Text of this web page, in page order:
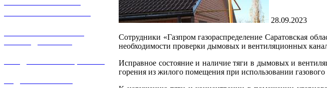
28.09.2023
Сотрудники «Газпром газораспределение Саратовская
необходимости проверки дымовых и вентиляционных
Исправное состояние и наличие тяги в дымовых и
горения из жилого помещения при использовании газового